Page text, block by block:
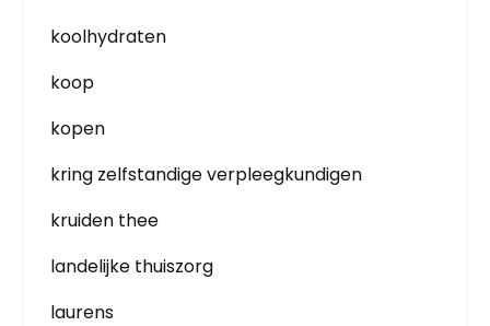
koolhydraten
koop
kopen
kring zelfstandige verpleegkundigen
kruiden thee
landelijke thuiszorg
laurens